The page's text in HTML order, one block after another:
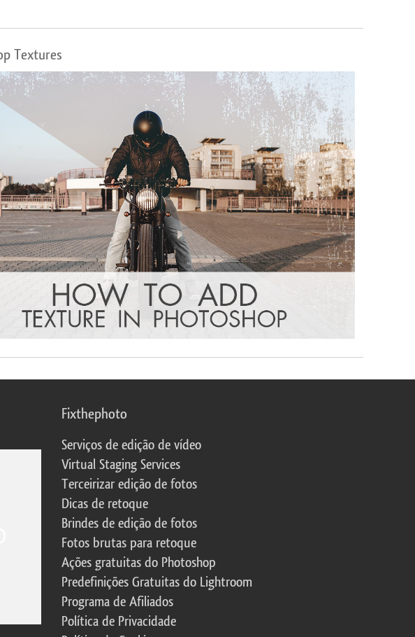
Textures
Fixthephoto
Serviços de edição de vídeo
Virtual Staging Services
Terceirizar edição de fotos
Dicas de retoque
Brindes de edição de fotos
Fotos brutas para retoque
Ações gratuitas do Photoshop
Predefinições Gratuitas do Lightroom
Programa de Afiliados
Política de Privacidade